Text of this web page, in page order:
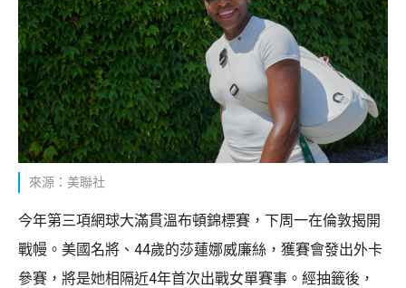
來源：美聯社
今年第三項網球大滿貫溫布頓錦標賽，下周一在倫敦揭開
戰幔。美國名將、44歲的莎蓮娜威廉絲，獲賽會發出外卡
參賽，將是她相隔近4年首次出戰女單賽事。經抽籤後，